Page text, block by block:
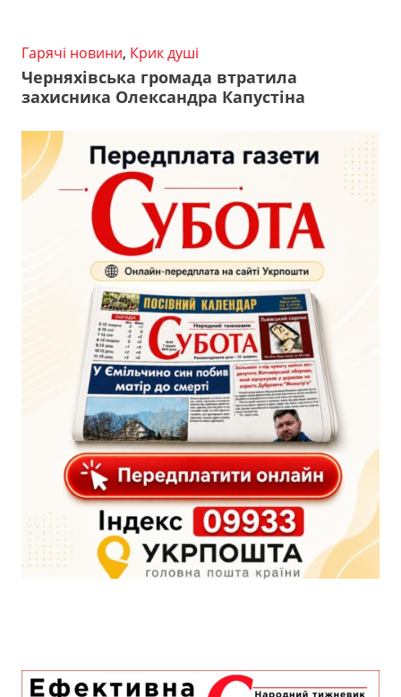
Гарячі новини, Крик душі
Черняхівська громада втратила
захисника Олександра Капустіна